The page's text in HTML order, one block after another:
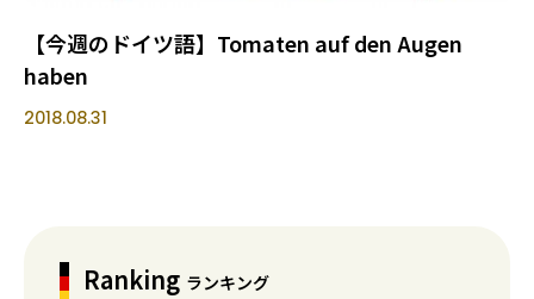
【今週のドイツ語】Tomaten auf den Augen
haben
2018.08.31
Ranking ランキング